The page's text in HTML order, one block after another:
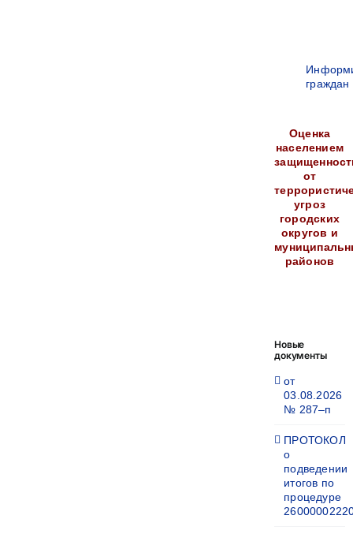
граждан
Оценка
населением
от
угроз
городских
округов и
районов
Новые
документы
от
03.08.2026
№ 287–п
ПРОТОКОЛ
о
подведении
итогов по
процедуре